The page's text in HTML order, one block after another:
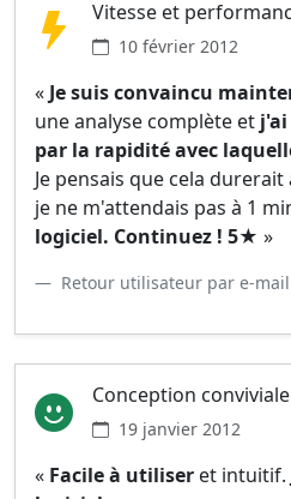
Vitesse et
10 février 2012
« Je suis convaincu
une analyse complète et
par la rapidité avec
Je pensais que cela
je ne m'attendais pas à 1
logiciel. Continuez ! 5★ »
Retour utilisateur par e-mail
Conception conviviale
19 janvier 2012
« Facile à utiliser et intuitif.